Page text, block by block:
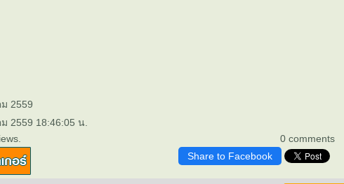
2559
0 comments
2559 18:46:05 น.
Share to Facebook